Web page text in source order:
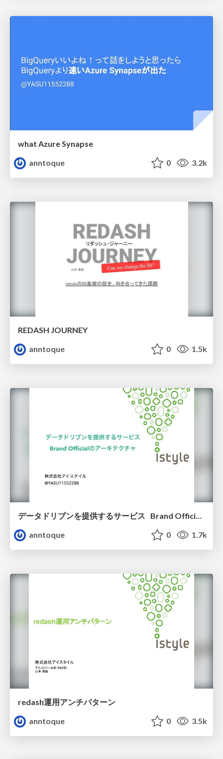
what Azure Synapse
anntoque
0 3.2k
REDASH JOURNEY
anntoque
0 1.5k
データドリブンを提供するサービス Brand Officialのアーキテクチャ / brand official architecture
anntoque
0 1.7k
redash運用アンチパターン
anntoque
0 3.5k